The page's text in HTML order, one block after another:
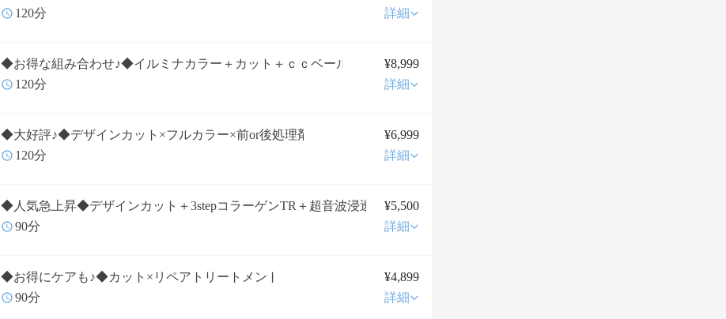
120分
詳細
◆お得な組み合わせ♪◆イルミナカラー＋カット＋ｃｃベール
¥8,999
120分
詳細
◆大好評♪◆デザインカット×フルカラー×前or後処理剤
¥6,999
120分
詳細
◆人気急上昇◆デザインカット＋3stepコラーゲンTR＋超音波浸透
¥5,500
90分
詳細
◆お得にケアも♪◆カット×リペアトリートメント
¥4,899
90分
詳細